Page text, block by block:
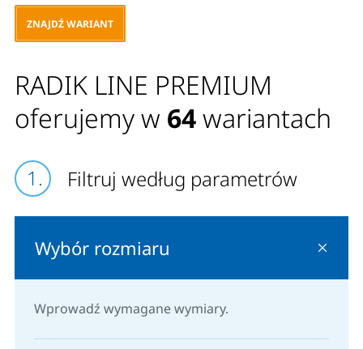
ZNAJDŹ WARIANT
RADIK LINE PREMIUM
oferujemy w 64wariantach
Filtruj według parametrów
Wybór rozmiaru
Wprowadź wymagane wymiary.